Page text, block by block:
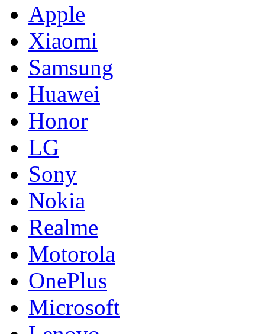
Apple
Xiaomi
Samsung
Huawei
Honor
LG
Sony
Nokia
Realme
Motorola
OnePlus
Microsoft